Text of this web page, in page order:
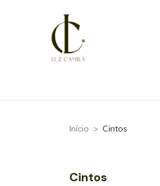
Início > Cintos
Cintos